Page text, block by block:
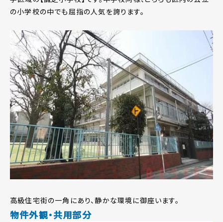
の小学校の中でも屈指の人気を誇ります。
高級住宅街の一角にあり、静かな環境に御座います。
物件外観・共用部分